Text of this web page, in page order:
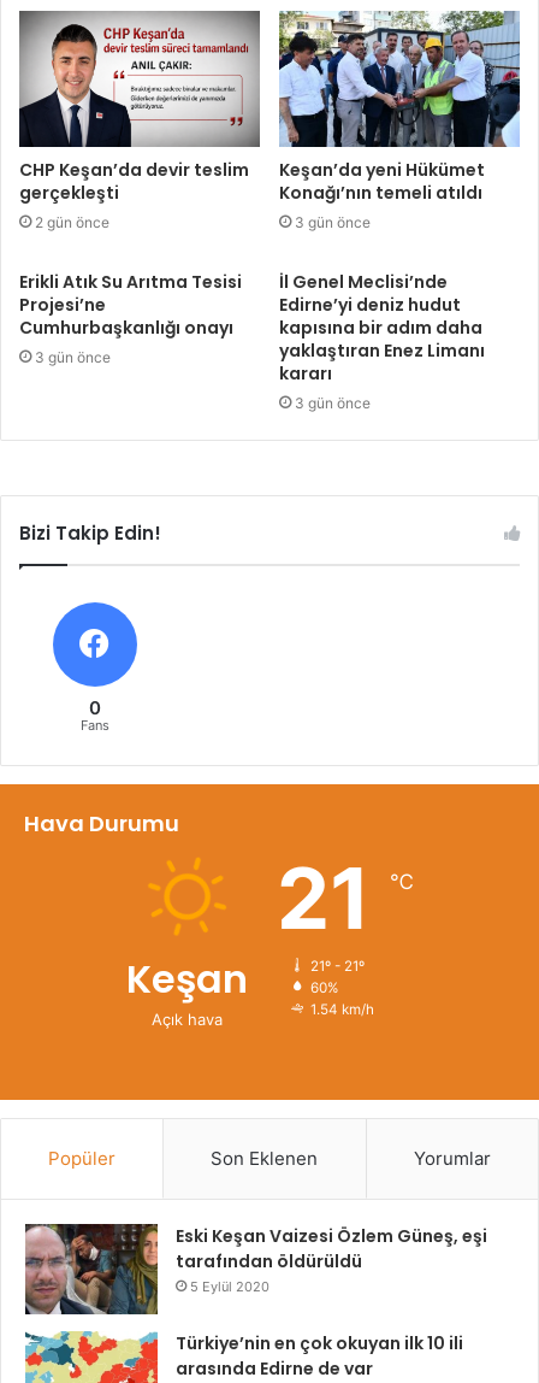
CHP Keşan’da devir teslim
gerçekleşti
2 gün önce
Keşan’da yeni Hükümet
Konağı’nın temeli atıldı
3 gün önce
Erikli Atık Su Arıtma Tesisi
Projesi’ne
Cumhurbaşkanlığı onayı
3 gün önce
İl Genel Meclisi’nde
Edirne’yi deniz hudut
kapısına bir adım daha
yaklaştıran Enez Limanı
kararı
3 gün önce
Bizi Takip Edin!
0
Fans
Hava Durumu
Keşan
Açık hava
21 ℃
21º - 21º
60%
1.54 km/h
Popüler Son Eklenen Yorumlar
Eski Keşan Vaizesi Özlem Güneş, eşi
tarafından öldürüldü
5 Eylül 2020
Türkiye’nin en çok okuyan ilk 10 ili
arasında Edirne de var